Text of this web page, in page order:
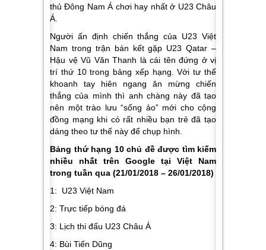
thủ Đông Nam Á chơi hay nhất ở U23 Châu
Á.
Người ấn định chiến thắng của U23 Việt
Nam trong trận bán kết gặp U23 Qatar –
Hậu vệ Vũ Văn Thanh là cái tên đứng ở vị
trí thứ 10 trong bảng xếp hạng. Với tư thế
khoanh tay hiên ngang ăn mừng chiến
thắng của mình thì anh chàng này đã tạo
nên một trào lưu “sống ảo” mới cho cộng
đồng mạng khi có rất nhiều bạn trẻ đã tạo
dáng theo tư thế này để chụp hình.
Bảng thứ hạng 10 chủ đề được tìm kiếm
nhiều nhất trên Google tại Việt Nam
trong tuần qua (21/01/2018 – 26/01/2018)
1: U23 Việt Nam
2: Trực tiếp bóng đá
3: Lịch thi đấu U23 Châu Á
4: Bùi Tiến Dũng